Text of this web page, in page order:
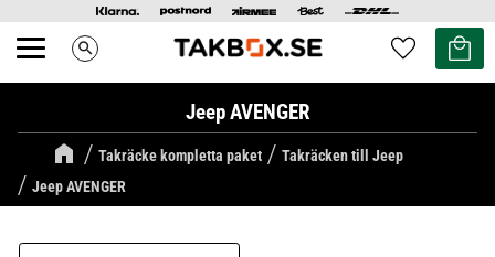
Meny search Favoriter
Kundvagn
Jeep AVENGER
Takräcke kompletta paket
Takräcken till Jeep
Jeep AVENGER